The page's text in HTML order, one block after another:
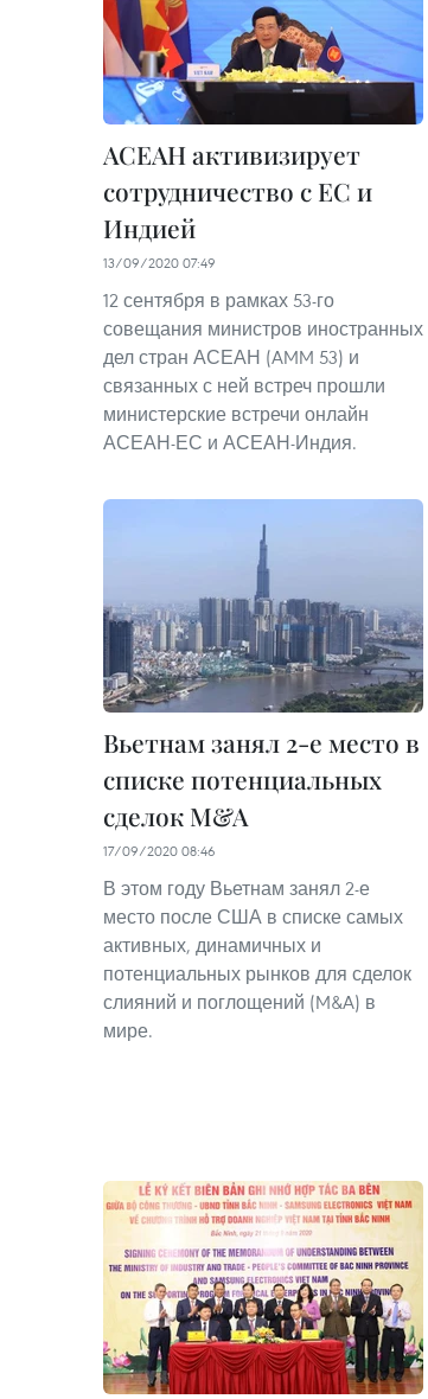
АСЕАН активизирует
сотрудничество с ЕС и
Индией
13/09/2020 07:49
12 сентября в рамках 53-го
совещания министров иностранных
дел стран АСЕАН (AMM 53) и
связанных с ней встреч прошли
министерские встречи онлайн
АСЕАН-ЕС и АСЕАН-Индия.
Вьетнам занял 2-е место в
списке потенциальных
сделок M&A
17/09/2020 08:46
В этом году Вьетнам занял 2-е
место после США в списке самых
активных, динамичных и
потенциальных рынков для сделок
слияний и поглощений (M&A) в
мире.